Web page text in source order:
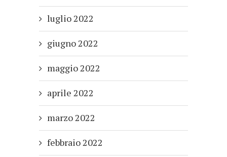
luglio 2022
giugno 2022
maggio 2022
aprile 2022
marzo 2022
febbraio 2022